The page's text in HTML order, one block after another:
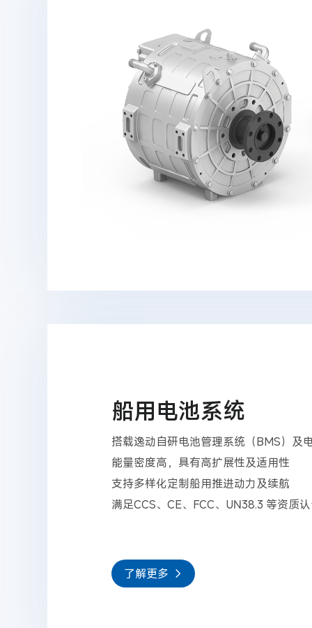
船用电池系统
搭载逸动自研电池管理系统（BMS）及
能量密度高，具有高扩展性及适用性
支持多样化定制船用推进动力及续航
满足CCS、CE、FCC、UN38.3 等资质
了解更多